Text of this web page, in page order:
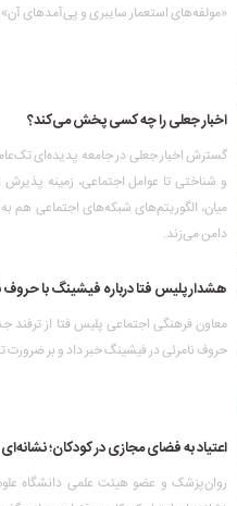
«مولفه‌های استعمار سایبری و پی‌آمدهای آن»
اخبار جعلی را چه کسی پخش می‌کند؟
گسترش اخبار جعلی در جامعه پدیده‌ای
و شناختی تا عوامل اجتماعی، زمینه پذیرش
میان، الگوریتم‌های شبکه‌های اجتماعی هم
دامن می‌زند.
هشدار پلیس فتا درباره فیشینگ با حروف
معاون فرهنگی اجتماعی پلیس فتا از ترفند
حروف نامرئی در فیشینگ خبر داد و بر ضرورت
اعتیاد به فضای مجازی در کودکان؛ نشانه‌ای
روان‌پزشک و عضو هیئت علمی دانشگاه